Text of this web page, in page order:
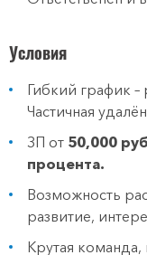
Условия
Гибкий график
Частичная
ЗП от 50,000
процента.
Возможность
развитие,
Крутая